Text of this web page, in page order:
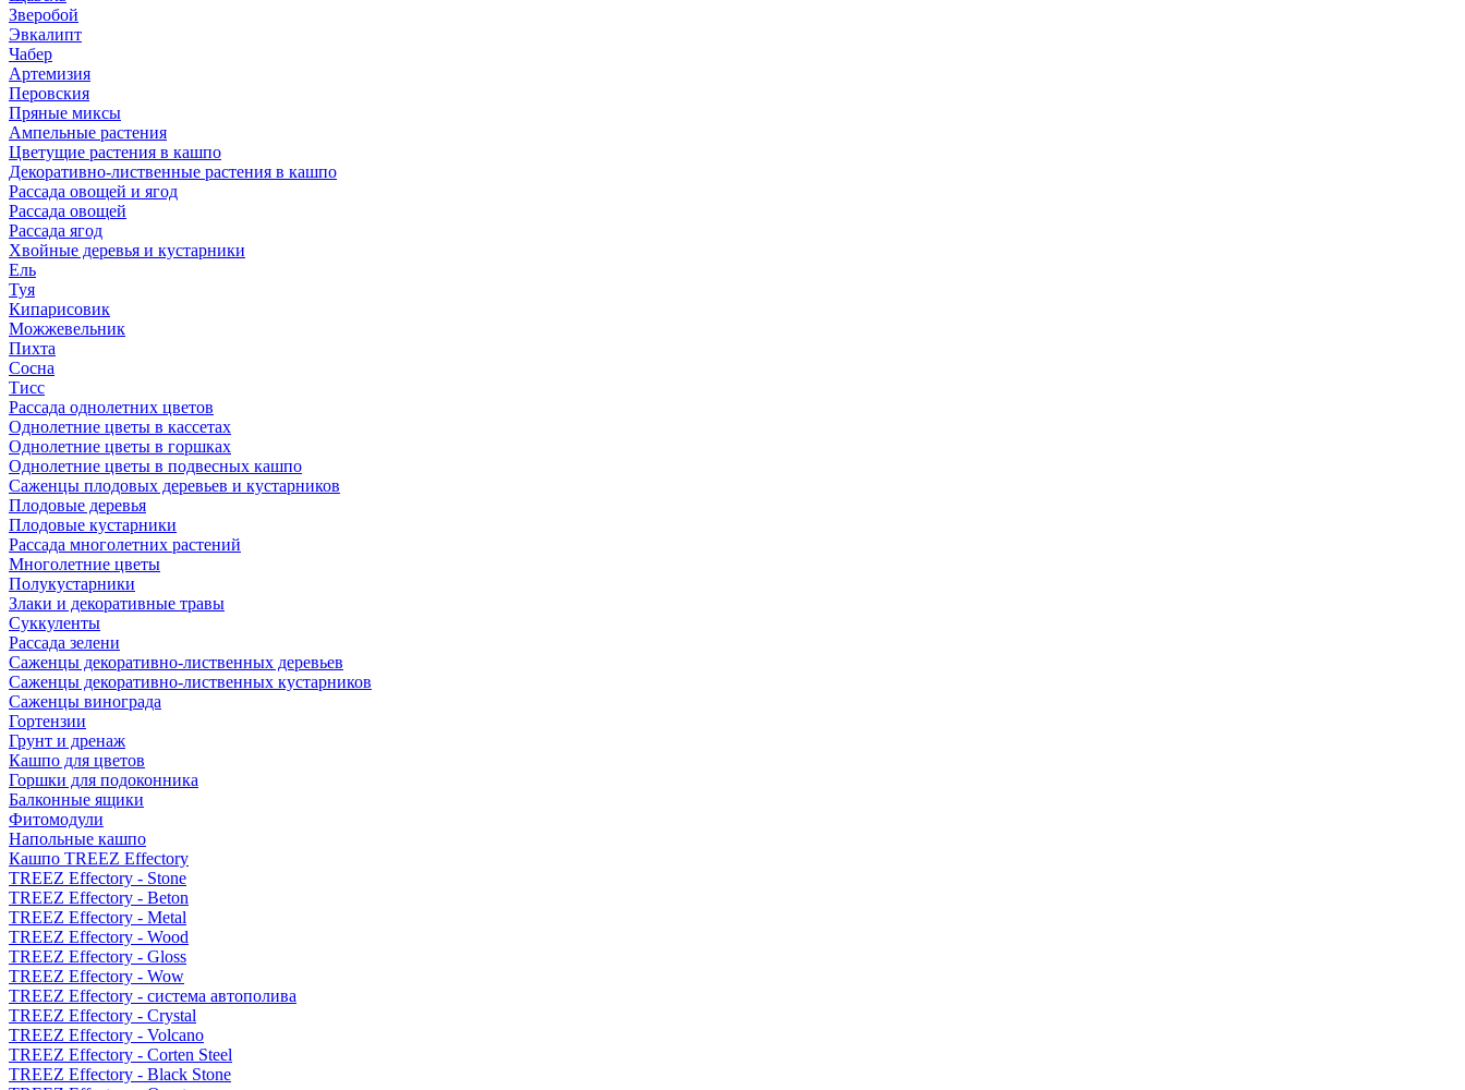
Зверобой
Эвкалипт
Чабер
Артемизия
Перовския
Пряные миксы
Ампельные растения
Цветущие растения в кашпо
Декоративно-лиственные растения в кашпо
Рассада овощей и ягод
Рассада овощей
Рассада ягод
Хвойные деревья и кустарники
Ель
Туя
Кипарисовик
Можжевельник
Пихта
Сосна
Тисc
Рассада однолетних цветов
Однолетние цветы в кассетах
Однолетние цветы в горшках
Однолетние цветы в подвесных кашпо
Саженцы плодовых деревьев и кустарников
Плодовые деревья
Плодовые кустарники
Рассада многолетних растений
Многолетние цветы
Полукустарники
Злаки и декоративные травы
Суккуленты
Рассада зелени
Саженцы декоративно-лиственных деревьев
Саженцы декоративно-лиственных кустарников
Саженцы винограда
Гортензии
Грунт и дренаж
Кашпо для цветов
Горшки для подоконника
Балконные ящики
Фитомодули
Напольные кашпо
Кашпо TREEZ Effectory
TREEZ Effectory - Stone
TREEZ Effectory - Beton
TREEZ Effectory - Metal
TREEZ Effectory - Wood
TREEZ Effectory - Gloss
TREEZ Effectory - Wow
TREEZ Effectory - система автополива
TREEZ Effectory - Crystal
TREEZ Effectory - Volcano
TREEZ Effectory - Corten Steel
TREEZ Effectory - Black Stone